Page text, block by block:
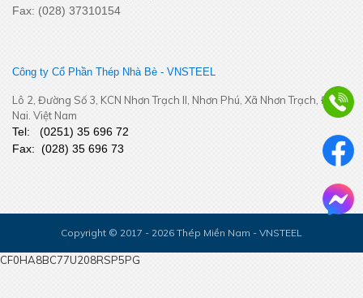
công
Fax: (028) 37310154
Công ty Cổ Phần Thép Nhà Bè - VNSTEEL
Lô 2, Đường Số 3, KCN Nhơn Trạch II, Nhơn Phú, Xã Nhơn Trạch, Đồng
Nai. Việt Nam
Tel: (0251) 35 696 72
Fax: (028) 35 696 73
Copyright © 2017 - 2026 Thép Miền Nam - VNSTEEL
CF0HA8BC77U208RSP5PG